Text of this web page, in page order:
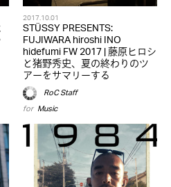
2017.10.01
STÜSSY PRESENTS:
FUJIWARA hiroshi INO
hidefumi FW 2017 | 藤原ヒロシ
と猪野秀史、夏の終わりのツ
アーをサマリーする
RoC Staff
for Music